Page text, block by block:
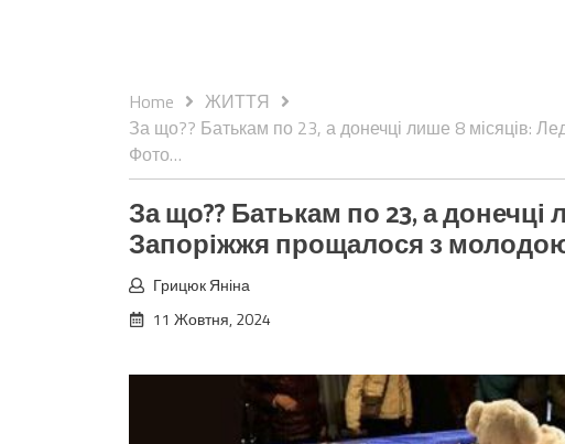
Home
ЖИТТЯ
За що?? Батькам по 23, а донечці лише 8 місяців:
Фото…
За що?? Батькам по 23, а донечці
Запоріжжя прощалося з
Грицюк Яніна
11 Жовтня, 2024